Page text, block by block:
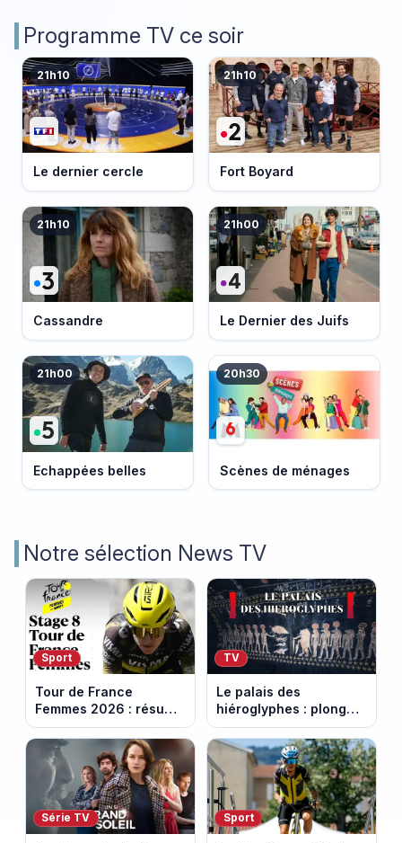
Programme TV ce soir
21h10
Le dernier cercle
21h10
Fort Boyard
21h10
Cassandre
21h00
Le Dernier des Juifs
21h00
Echappées belles
20h30
Scènes de ménages
Notre sélection News TV
Sport
Tour de France
Femmes 2026 : résumé
vidéo de la 9e étape
entre Sisteron et Nice
TV
Le palais des
hiéroglyphes : plongez
dans la tombe
égyptienne qui fascine
les archéologues
Série TV Sport